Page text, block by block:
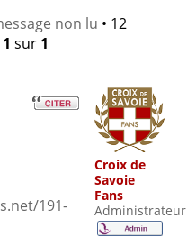
non lu • 12
1 sur 1
191-
Croix de
Savoie
Fans
Administrateur